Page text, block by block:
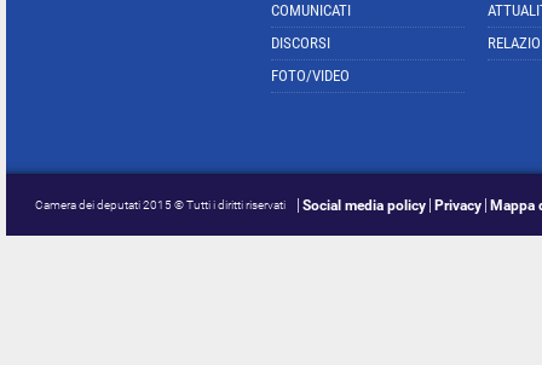
COMUNICATI
DISCORSI
FOTO/VIDEO
Camera dei deputati 2015 © Tutti i diritti riservati Social media policy Privacy Mappa